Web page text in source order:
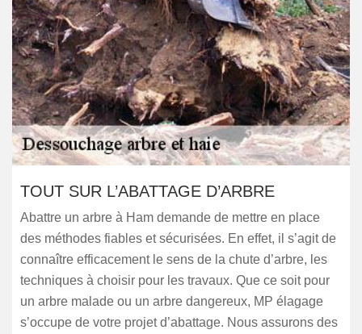
TOUT SUR L’ABATTAGE D’ARBRE
Abattre un arbre à Ham demande de mettre en place
des méthodes fiables et sécurisées. En effet, il s’agit de
connaître efficacement le sens de la chute d’arbre, les
techniques à choisir pour les travaux. Que ce soit pour
un arbre malade ou un arbre dangereux, MP élagage
s’occupe de votre projet d’abattage. Nous assurons des